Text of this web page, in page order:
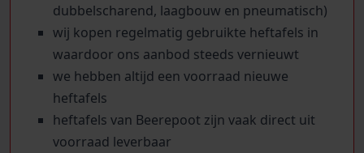
dubbelscharend, laagbouw en pneumatisch)
wij kopen regelmatig gebruikte heftafels in
waardoor ons aanbod steeds vernieuwt
we hebben altijd een voorraad nieuwe
heftafels
heftafels van Beerepoot zijn vaak direct uit
voorraad leverbaar